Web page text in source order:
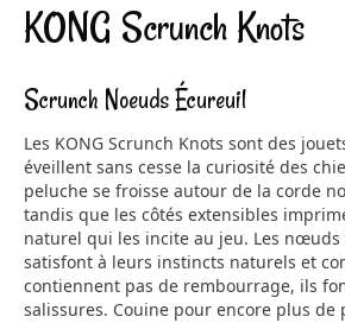
KONG Scrunch Knots
Scrunch Noeuds Écureuil
Les KONG Scrunch Knots sont des
éveillent sans cesse la curiosité des
peluche se froisse autour de la corde
tandis que les côtés extensibles
naturel qui les incite au jeu. Les nœuds
satisfont à leurs instincts naturels et
contiennent pas de rembourrage, ils
salissures. Couine pour encore plus de